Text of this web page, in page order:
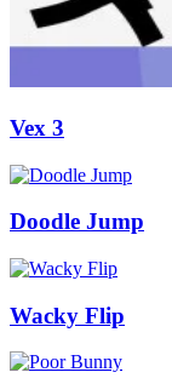
Vex 3
Doodle Jump
Wacky Flip